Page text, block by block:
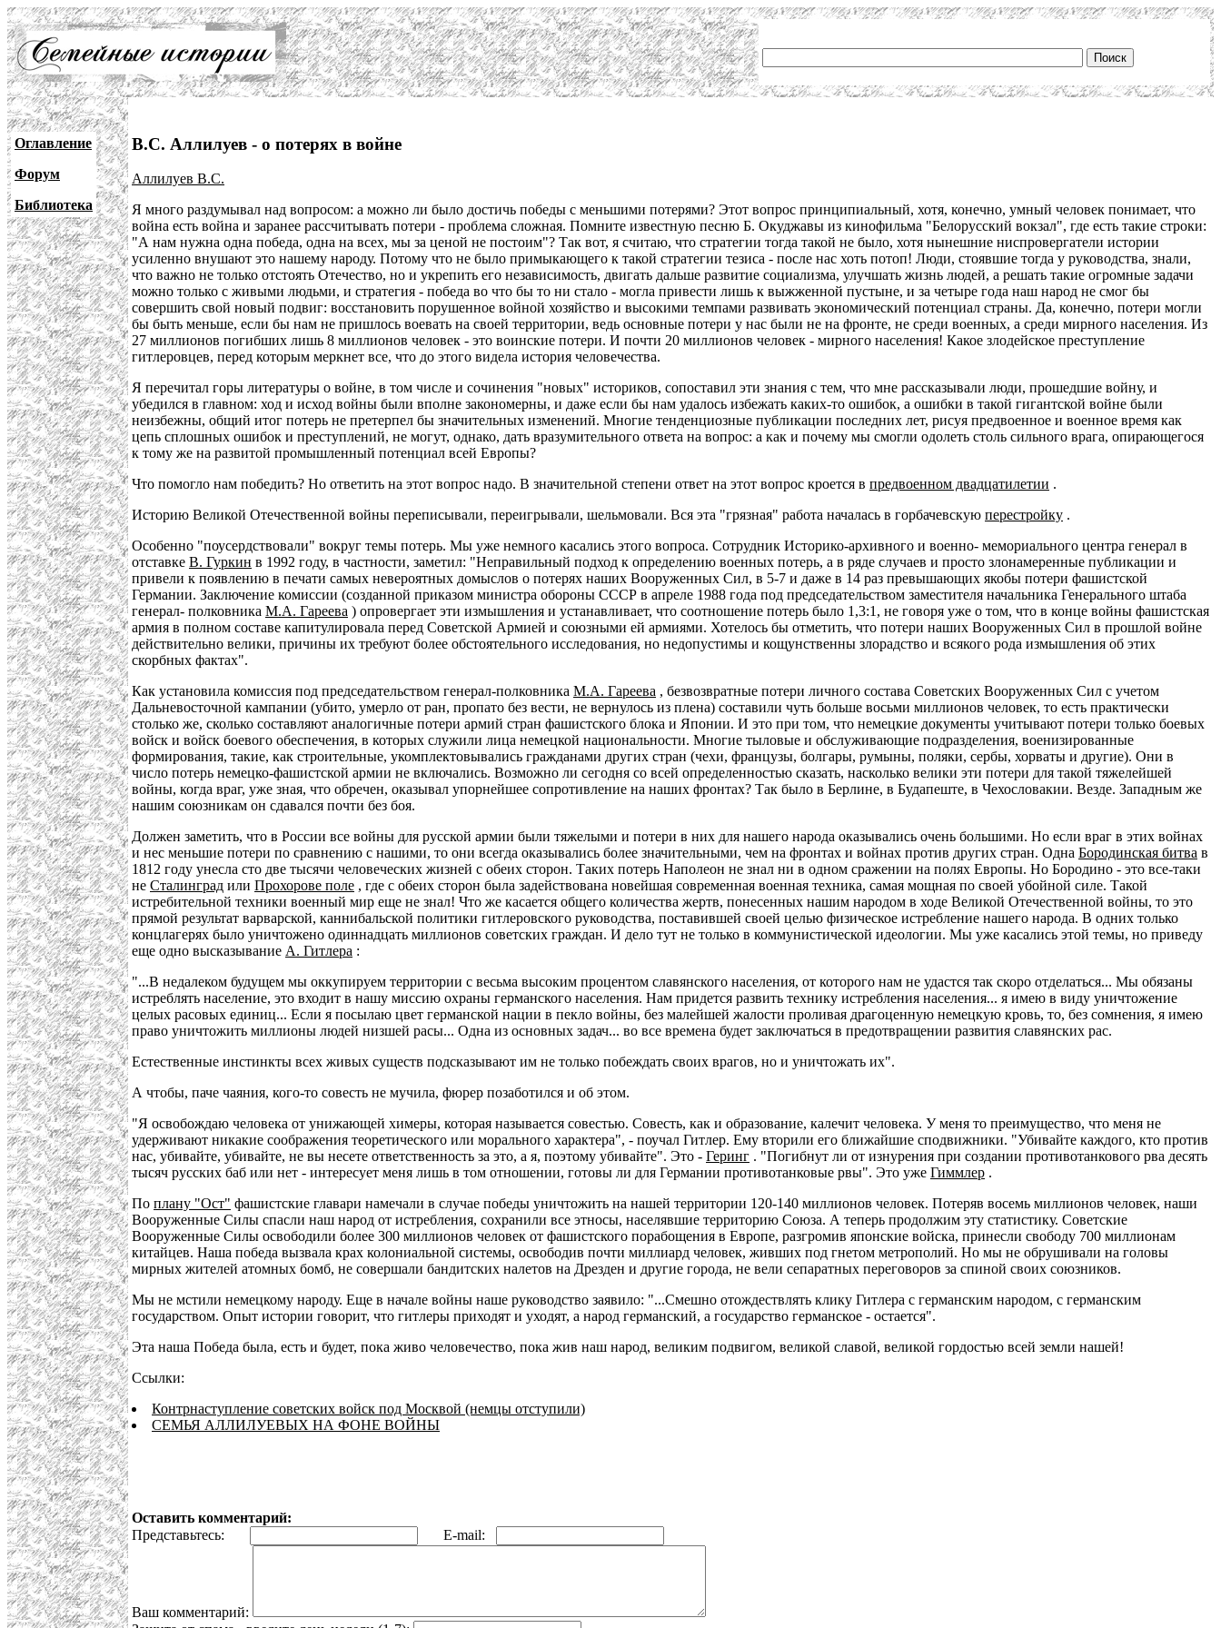
Оглавление
Форум
Библиотека
В.С. Аллилуев - о потерях в войне
Аллилуев В.С.
Я много раздумывал над вопросом: а можно ли было достичь победы с меньшими потерями? Этот вопрос принципиальный, хотя, конечно, умный человек понимает, что
война есть война и заранее рассчитывать потери - проблема сложная. Помните известную песню Б. Окуджавы из кинофильма "Белорусский вокзал", где есть такие строки:
"А нам нужна одна победа, одна на всех, мы за ценой не постоим"? Так вот, я считаю, что стратегии тогда такой не было, хотя нынешние ниспровергатели истории
усиленно внушают это нашему народу. Потому что не было примыкающего к такой стратегии тезиса - после нас хоть потоп! Люди, стоявшие тогда у руководства, знали,
что важно не только отстоять Отечество, но и укрепить его независимость, двигать дальше развитие социализма, улучшать жизнь людей, а решать такие огромные задачи
можно только с живыми людьми, и стратегия - победа во что бы то ни стало - могла привести лишь к выжженной пустыне, и за четыре года наш народ не смог бы
совершить свой новый подвиг: восстановить порушенное войной хозяйство и высокими темпами развивать экономический потенциал страны. Да, конечно, потери могли
бы быть меньше, если бы нам не пришлось воевать на своей территории, ведь основные потери у нас были не на фронте, не среди военных, а среди мирного населения. Из
27 миллионов погибших лишь 8 миллионов человек - это воинские потери. И почти 20 миллионов человек - мирного населения! Какое злодейское преступление
гитлеровцев, перед которым меркнет все, что до этого видела история человечества.
Я перечитал горы литературы о войне, в том числе и сочинения "новых" историков, сопоставил эти знания с тем, что мне рассказывали люди, прошедшие войну, и
убедился в главном: ход и исход войны были вполне закономерны, и даже если бы нам удалось избежать каких-то ошибок, а ошибки в такой гигантской войне были
неизбежны, общий итог потерь не претерпел бы значительных изменений. Многие тенденциозные публикации последних лет, рисуя предвоенное и военное время как
цепь сплошных ошибок и преступлений, не могут, однако, дать вразумительного ответа на вопрос: а как и почему мы смогли одолеть столь сильного врага, опирающегося
к тому же на развитой промышленный потенциал всей Европы?
Что помогло нам победить? Но ответить на этот вопрос надо. В значительной степени ответ на этот вопрос кроется в предвоенном двадцатилетии .
Историю Великой Отечественной войны переписывали, переигрывали, шельмовали. Вся эта "грязная" работа началась в горбачевскую перестройку .
Особенно "поусердствовали" вокруг темы потерь. Мы уже немного касались этого вопроса. Сотрудник Историко-архивного и военно- мемориального центра генерал в
отставке В. Гуркин в 1992 году, в частности, заметил: "Неправильный подход к определению военных потерь, а в ряде случаев и просто злонамеренные публикации и
привели к появлению в печати самых невероятных домыслов о потерях наших Вооруженных Сил, в 5-7 и даже в 14 раз превышающих якобы потери фашистской
Германии. Заключение комиссии (созданной приказом министра обороны СССР в апреле 1988 года под председательством заместителя начальника Генерального штаба
генерал- полковника М.А. Гареева ) опровергает эти измышления и устанавливает, что соотношение потерь было 1,3:1, не говоря уже о том, что в конце войны фашистская
армия в полном составе капитулировала перед Советской Армией и союзными ей армиями. Хотелось бы отметить, что потери наших Вооруженных Сил в прошлой войне
действительно велики, причины их требуют более обстоятельного исследования, но недопустимы и кощунственны злорадство и всякого рода измышления об этих
скорбных фактах".
Как установила комиссия под председательством генерал-полковника М.А. Гареева , безвозвратные потери личного состава Советских Вооруженных Сил с учетом
Дальневосточной кампании (убито, умерло от ран, пропато без вести, не вернулось из плена) составили чуть больше восьми миллионов человек, то есть практически
столько же, сколько составляют аналогичные потери армий стран фашистского блока и Японии. И это при том, что немецкие документы учитывают потери только боевых
войск и войск боевого обеспечения, в которых служили лица немецкой национальности. Многие тыловые и обслуживающие подразделения, военизированные
формирования, такие, как строительные, укомплектовывались гражданами других стран (чехи, французы, болгары, румыны, поляки, сербы, хорваты и другие). Они в
число потерь немецко-фашистской армии не включались. Возможно ли сегодня со всей определенностью сказать, насколько велики эти потери для такой тяжелейшей
войны, когда враг, уже зная, что обречен, оказывал упорнейшее сопротивление на наших фронтах? Так было в Берлине, в Будапеште, в Чехословакии. Везде. Западным же
нашим союзникам он сдавался почти без боя.
Должен заметить, что в России все войны для русской армии были тяжелыми и потери в них для нашего народа оказывались очень большими. Но если враг в этих войнах
и нес меньшие потери по сравнению с нашими, то они всегда оказывались более значительными, чем на фронтах и войнах против других стран. Одна Бородинская битва в
1812 году унесла сто две тысячи человеческих жизней с обеих сторон. Таких потерь Наполеон не знал ни в одном сражении на полях Европы. Но Бородино - это все-таки
не Сталинград или Прохорове поле , где с обеих сторон была задействована новейшая современная военная техника, самая мощная по своей убойной силе. Такой
истребительной техники военный мир еще не знал! Что же касается общего количества жертв, понесенных нашим народом в ходе Великой Отечественной войны, то это
прямой результат варварской, каннибальской политики гитлеровского руководства, поставившей своей целью физическое истребление нашего народа. В одних только
концлагерях было уничтожено одиннадцать миллионов советских граждан. И дело тут не только в коммунистической идеологии. Мы уже касались этой темы, но приведу
еще одно высказывание А. Гитлера :
"...В недалеком будущем мы оккупируем территории с весьма высоким процентом славянского населения, от которого нам не удастся так скоро отделаться... Мы обязаны
истреблять население, это входит в нашу миссию охраны германского населения. Нам придется развить технику истребления населения... я имею в виду уничтожение
целых расовых единиц... Если я посылаю цвет германской нации в пекло войны, без малейшей жалости проливая драгоценную немецкую кровь, то, без сомнения, я имею
право уничтожить миллионы людей низшей расы... Одна из основных задач... во все времена будет заключаться в предотвращении развития славянских рас.
Естественные инстинкты всех живых существ подсказывают им не только побеждать своих врагов, но и уничтожать их".
А чтобы, паче чаяния, кого-то совесть не мучила, фюрер позаботился и об этом.
"Я освобождаю человека от унижающей химеры, которая называется совестью. Совесть, как и образование, калечит человека. У меня то преимущество, что меня не
удерживают никакие соображения теоретического или морального характера", - поучал Гитлер. Ему вторили его ближайшие сподвижники. "Убивайте каждого, кто против
нас, убивайте, убивайте, не вы несете ответственность за это, а я, поэтому убивайте". Это - Геринг . "Погибнут ли от изнурения при создании противотанкового рва десять
тысяч русских баб или нет - интересует меня лишь в том отношении, готовы ли для Германии противотанковые рвы". Это уже Гиммлер .
По плану "Ост" фашистские главари намечали в случае победы уничтожить на нашей территории 120-140 миллионов человек. Потеряв восемь миллионов человек, наши
Вооруженные Силы спасли наш народ от истребления, сохранили все этносы, населявшие территорию Союза. А теперь продолжим эту статистику. Советские
Вооруженные Силы освободили более 300 миллионов человек от фашистского порабощения в Европе, разгромив японские войска, принесли свободу 700 миллионам
китайцев. Наша победа вызвала крах колониальной системы, освободив почти миллиард человек, живших под гнетом метрополий. Но мы не обрушивали на головы
мирных жителей атомных бомб, не совершали бандитских налетов на Дрезден и другие города, не вели сепаратных переговоров за спиной своих союзников.
Мы не мстили немецкому народу. Еще в начале войны наше руководство заявило: "...Смешно отождествлять клику Гитлера с германским народом, с германским
государством. Опыт истории говорит, что гитлеры приходят и уходят, а народ германский, а государство германское - остается".
Эта наша Победа была, есть и будет, пока живо человечество, пока жив наш народ, великим подвигом, великой славой, великой гордостью всей земли нашей!
Ссылки:
Контрнаступление советских войск под Москвой (немцы отступили)
СЕМЬЯ АЛЛИЛУЕВЫХ НА ФОНЕ ВОЙНЫ
Оставить комментарий:
Представьтесь:
E-mail:
Ваш комментарий: